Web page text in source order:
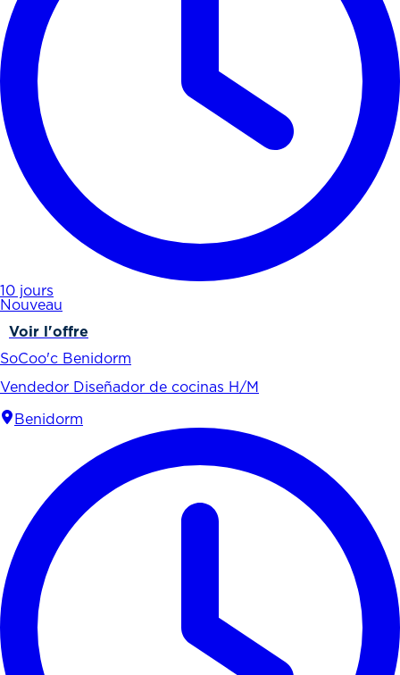
10 jours
Nouveau
Voir l'offre
SoCoo'c Benidorm
Vendedor Diseñador de cocinas H/M
Benidorm